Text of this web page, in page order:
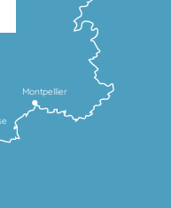
Montpellier